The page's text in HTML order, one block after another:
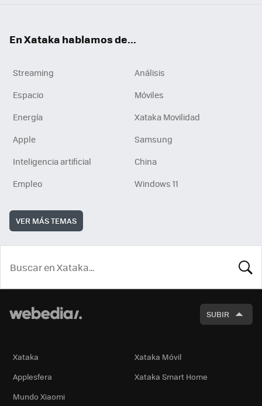
En Xataka hablamos de...
Streaming
Análisis
Espacio
Móviles
Energía
Xataka Movilidad
Apple
Samsung
Inteligencia artificial
China
Empleo
Windows 11
VER MÁS TEMAS
SUBIR
Xataka
Xataka Móvil
Applesfera
Xataka Smart Home
Mundo Xiaomi